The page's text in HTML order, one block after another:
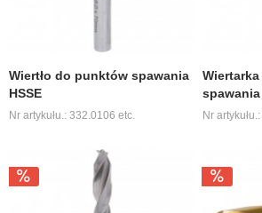
Wiertło do punktów spawania
HSSE
Nr artykułu.: 332.0106 etc.
spawania
Nr